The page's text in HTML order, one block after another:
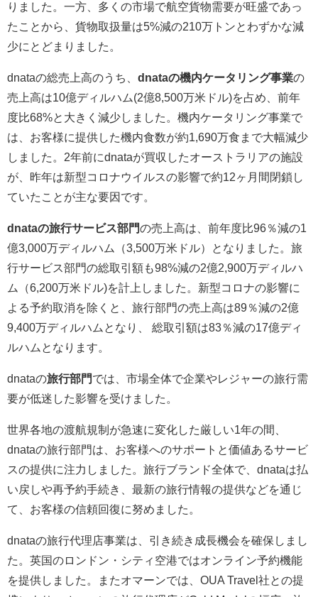
りました。一方、多くの市場で航空貨物需要が旺盛であっ
たことから、貨物取扱量は5%減の210万トンとわずかな減
少にとどまりました。
dnataの総売上高のうち、 dnataの機内ケータリング事業の
売上高は10億ディルハム(2億8,500万米ドル)を占め、前年
度比68%と大きく減少しました。機内ケータリング事業で
は、お客様に提供した機内食数が約1,690万食まで大幅減少
しました。2年前にdnataが買収したオーストラリアの施設
が、昨年は新型コロナウイルスの影響で約12ヶ月間閉鎖し
ていたことが主な要因です。
dnataの旅行サービス部門の売上高は、前年度比96％減の1
億3,000万ディルハム（3,500万米ドル）となりました。旅
行サービス部門の総取引額も98%減の2億2,900万ディルハ
ム（6,200万米ドル)を計上しました。新型コロナの影響に
よる予約取消を除くと、旅行部門の売上高は89％減の2億
9,400万ディルハムとなり、 総取引額は83％減の17億ディ
ルハムとなります。
dnataの旅行部門では、市場全体で企業やレジャーの旅行需
要が低迷した影響を受けました。
世界各地の渡航規制が急速に変化した厳しい1年の間、
dnataの旅行部門は、お客様へのサポートと価値あるサービ
スの提供に注力しました。旅行ブランド全体で、dnataは払
い戻しや再予約手続き、最新の旅行情報の提供などを通じ
て、お客様の信頼回復に努めました。
dnataの旅行代理店事業は、引き続き成長機会を確保しまし
た。英国のロンドン・シティ空港ではオンライン予約機能
を提供しました。またオマーンでは、OUA Travel社との提